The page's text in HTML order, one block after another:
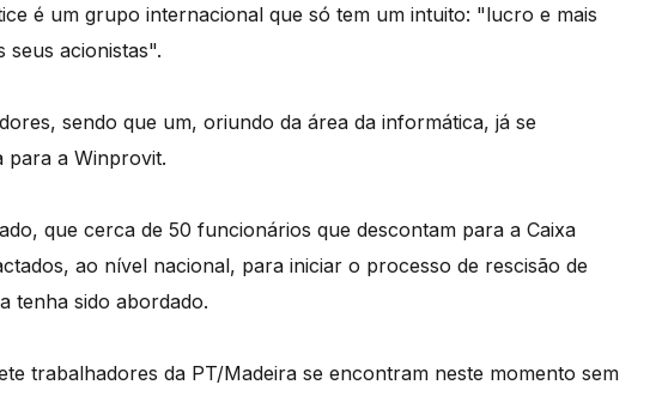
é um grupo internacional que só tem um intuito: "lucro e mais
acionistas".
sendo que um, oriundo da área da informática, já se
para a Winprovit.
que cerca de 50 funcionários que descontam para a Caixa
ao nível nacional, para iniciar o processo de rescisão de
tenha sido abordado.
trabalhadores da PT/Madeira se encontram neste momento sem